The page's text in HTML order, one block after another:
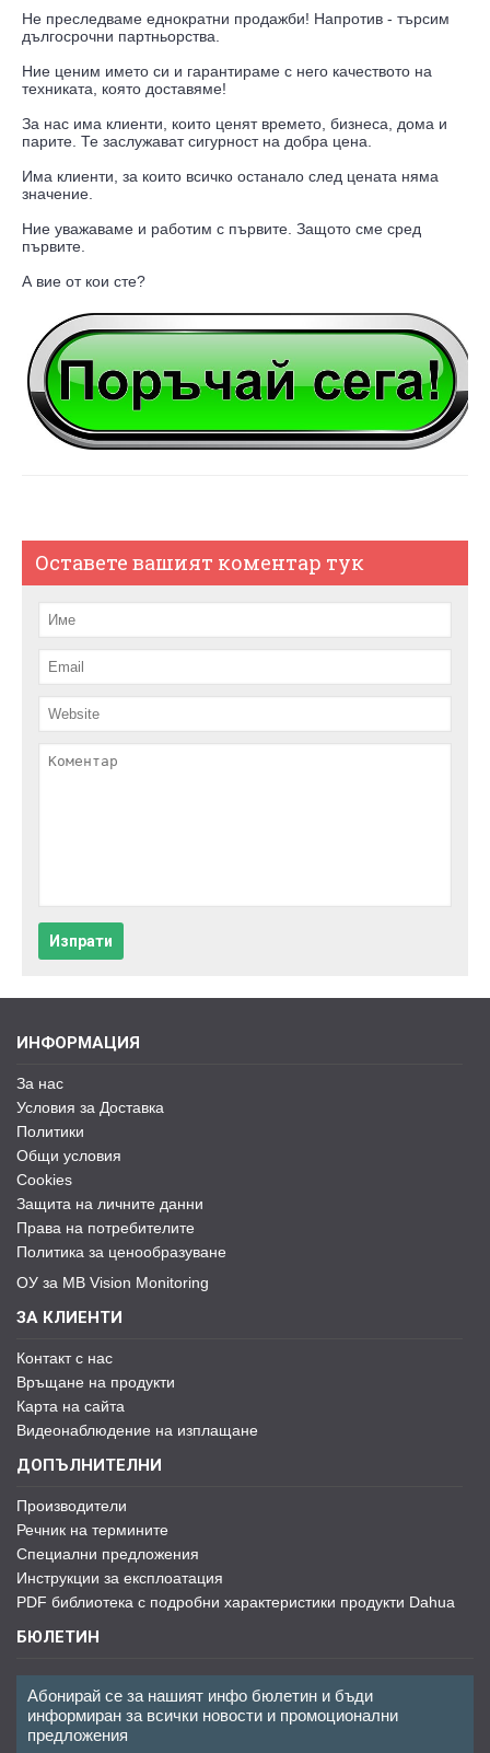
Не преследваме еднократни продажби! Напротив - търсим
дългосрочни партньорства.
Ние ценим името си и гарантираме с него качеството на
техниката, която доставяме!
За нас има клиенти, които ценят времето, бизнеса, дома и
парите. Те заслужават сигурност на добра цена.
Има клиенти, за които всичко останало след цената няма
значение.
Ние уважаваме и работим с първите. Защото сме сред
първите.
А вие от кои сте?
Оставете вашият коментар тук
Изпрати
ИНФОРМАЦИЯ
За нас
Условия за Доставка
Политики
Общи условия
Cookies
Защита на личните данни
Права на потребителите
Политика за ценообразуване
ОУ за MB Vision Monitoring
ЗА КЛИЕНТИ
Контакт с нас
Връщане на продукти
Карта на сайта
Видеонаблюдение на изплащане
ДОПЪЛНИТЕЛНИ
Производители
Речник на термините
Специални предложения
Инструкции за експлоатация
PDF библиотека с подробни характеристики продукти Dahua
БЮЛЕТИН
Абонирай се за нашият инфо бюлетин и бъди
информиран за всички новости и промоционални
предложения